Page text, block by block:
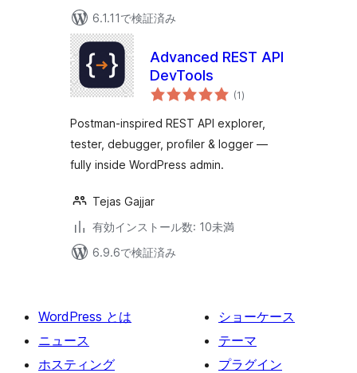
6.1.11で検証済み
Advanced REST API
DevTools
(1個
の
価
)
Postman-inspired REST API explorer,
tester, debugger, profiler & logger —
fully inside WordPress admin.
Tejas Gajjar
有効インストール数: 10未満
6.9.6で検証済み
WordPress とは
ニュース
ホスティング
ショーケース
テーマ
プラグイン